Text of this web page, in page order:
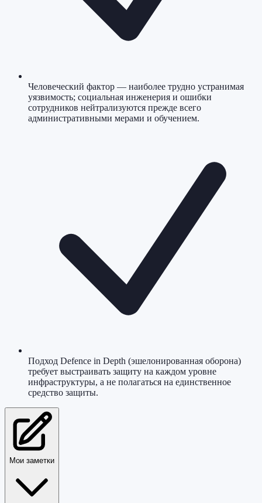
Человеческий фактор — наиболее трудно устранимая
уязвимость; социальная инженерия и ошибки
сотрудников нейтрализуются прежде всего
административными мерами и обучением.
Подход Defence in Depth (эшелонированная оборона)
требует выстраивать защиту на каждом уровне
инфраструктуры, а не полагаться на единственное
средство защиты.
Мои заметки